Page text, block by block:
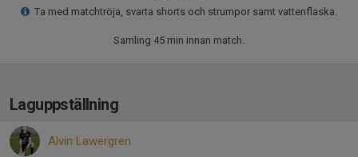
Ta med matchtröja, svarta shorts och strumpor samt vattenflaska.
Samling 45 min innan match.
Laguppställning
Alvin Lawergren